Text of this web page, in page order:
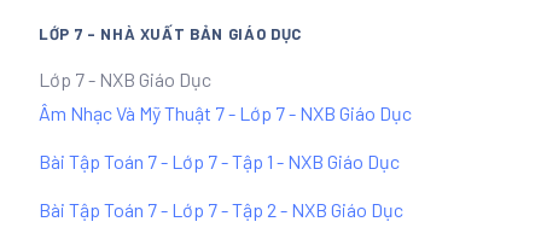
LỚP 7 - NHÀ XUẤT BẢN GIÁO DỤC
Lớp 7 - NXB Giáo Dục
Âm Nhạc Và Mỹ Thuật 7 - Lớp 7 - NXB Giáo Dục
Bài Tập Toán 7 - Lớp 7 - Tập 1 - NXB Giáo Dục
Bài Tập Toán 7 - Lớp 7 - Tập 2 - NXB Giáo Dục